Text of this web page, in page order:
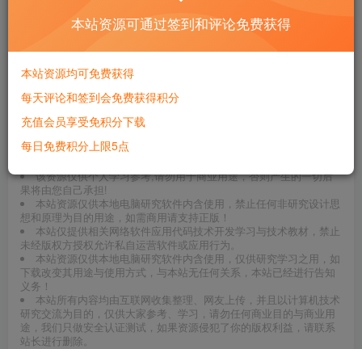
6056
现在的红月手玩做的比端游好，可以洗装备属性，可以用水
币点生化装备。可以改装备技能，加目标和范围。可玩性还
是很高的，就是没钱烧就不好玩。
©版权声明
该资源仅供个人学习参考,请勿用于商业用途，否则产生的一切后
果将由您自己承担!
本站资源仅供本地电脑研究软件内含使用，禁止任何非研究设计思
想和原理为目的用途，如需商用请支持正版！
本站仅提供相关网络软件应用代码技术开发学习与技术教材，禁止
未经版权方授权允许私自运营软件或应用行为。
本站资源仅供本地电脑研究软件内含使用，仅供研究学习之用，如
下载改变其用途与使用方式，与本站无任何关系，本站已经进行告知
义务！
本站所有内容均由互联网收集整理、网友上传，并且以计算机技术
研究交流为目的，仅供大家参考、学习，请勿任何商业目的与商业用
途，我们只做安全认证测试，如果资源侵犯了你的版权利益，请联系
站长进行删除。
本站资源可通过签到和评论免费获得
本站资源均可免费获得
每天评论和签到会免费获得积分
充值会员享受免积分下载
每日免费积分上限5点